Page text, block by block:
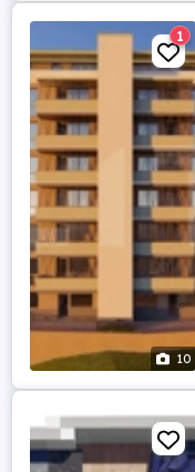
10
1